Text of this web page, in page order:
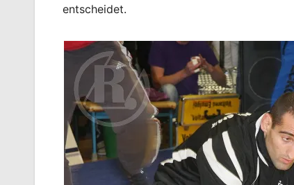
entscheidet.